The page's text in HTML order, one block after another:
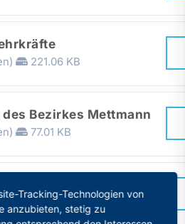
221.06 KB
Bezirkes Mettmann
77.01 KB
ab 3. Kind,
Tracking-Technologien von
anzubieten, stetig zu